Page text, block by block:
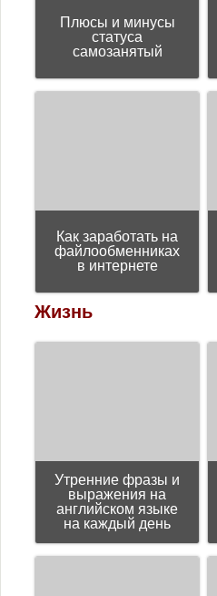
Плюсы и минусы
статуса
самозанятый
Как заработать на
файлообменниках
в интернете
Жизнь
Утренние фразы и
выражения на
английском языке
на каждый день